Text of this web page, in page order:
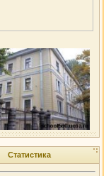
Статистика